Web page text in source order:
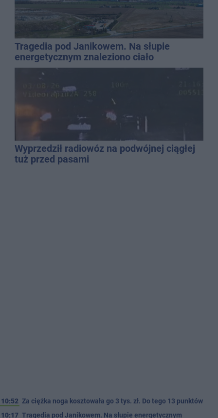
Tragedia pod Janikowem. Na słupie
energetycznym znaleziono ciało
mężczyzny
Wyprzedził radiowóz na podwójnej ciągłej
tuż przed pasami
10:52 Za ciężka noga kosztowała go 3 tys. zł. Do tego 13 punktów
10:17 Tragedia pod Janikowem. Na słupie energetycznym